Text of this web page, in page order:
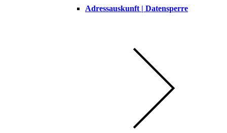
Adressauskunft | Datensperre